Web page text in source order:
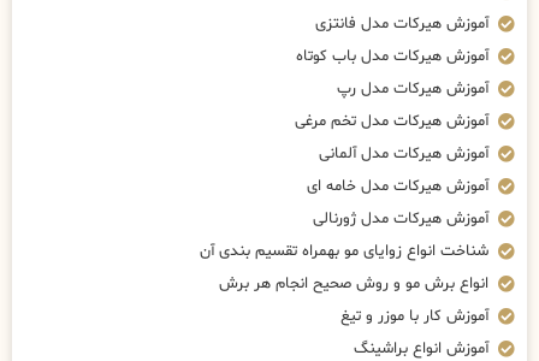
آموزش هیرکات مدل فانتزی
آموزش هیرکات مدل باب کوتاه
آموزش هیرکات مدل رپ
آموزش هیرکات مدل تخم مرغی
آموزش هیرکات مدل آلمانی
آموزش هیرکات مدل خامه ای
آموزش هیرکات مدل ژورنالی
شناخت انواع زوایای مو بهمراه تقسیم بندی آن
انواع برش مو و روش صحیح انجام هر برش
آموزش کار با موزر و تیغ
آموزش انواع براشینگ